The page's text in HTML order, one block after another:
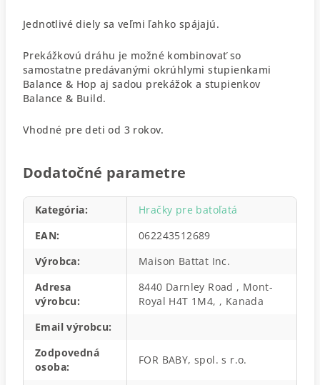
Jednotlivé diely sa veľmi ľahko spájajú.
Prekážkovú dráhu je možné kombinovať so
samostatne predávanými okrúhlymi stupienkami
Balance & Hop aj sadou prekážok a stupienkov
Balance & Build.
Vhodné pre deti od 3 rokov.
Dodatočné parametre
Kategória:
Hračky pre batoľatá
EAN:
062243512689
Výrobca:
Maison Battat Inc.
Adresa
výrobcu:
8440 Darnley Road , Mont-
Royal H4T 1M4, , Kanada
Email výrobcu:
Zodpovedná
osoba:
FOR BABY, spol. s r.o.